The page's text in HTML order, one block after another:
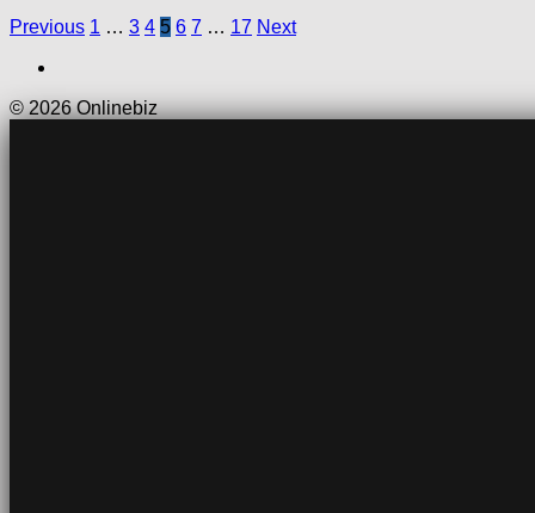
Previous 1 … 3 4 5 6 7 … 17 Next
© 2026 Onlinebiz